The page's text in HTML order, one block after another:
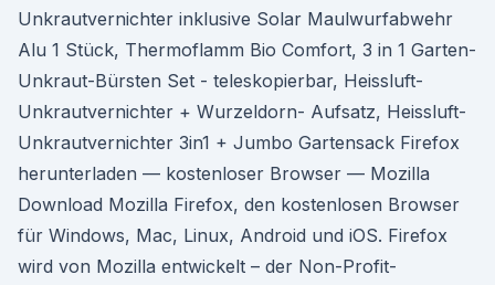
Unkrautvernichter inklusive Solar Maulwurfabwehr
Alu 1 Stück, Thermoflamm Bio Comfort, 3 in 1 Garten-
Unkraut-Bürsten Set - teleskopierbar, Heissluft-
Unkrautvernichter + Wurzeldorn- Aufsatz, Heissluft-
Unkrautvernichter 3in1 + Jumbo Gartensack Firefox
herunterladen — kostenloser Browser — Mozilla
Download Mozilla Firefox, den kostenlosen Browser
für Windows, Mac, Linux, Android und iOS. Firefox
wird von Mozilla entwickelt – der Non-Profit-